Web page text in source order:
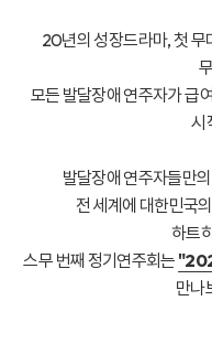
20년의 성장드라마, 첫 무
모든 발달장애 연주자가 급
시
발달장애 연주자들만
전 세계에 대한민국
하트
스무 번째 정기연주회는
만나